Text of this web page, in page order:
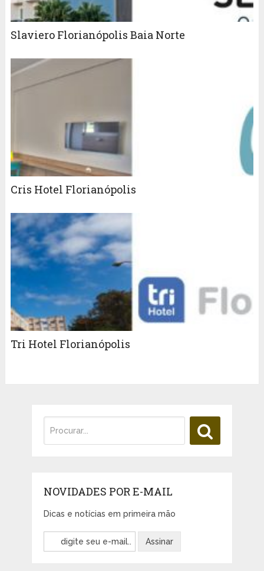
Slaviero Florianópolis Baia Norte
Cris Hotel Florianópolis
Tri Hotel Florianópolis
NOVIDADES POR E-MAIL
Dicas e notícias em primeira mão